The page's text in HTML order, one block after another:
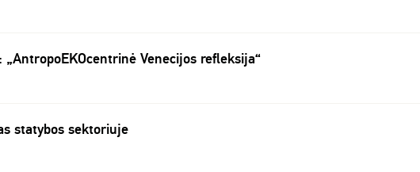
Venecijos refleksija“
statybos sektoriuje